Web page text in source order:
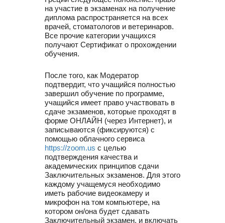
на участие в экзаменах на получение
диплома распространяется на всех
врачей, стоматологов и ветеринаров.
Все прочие категории учащихся
получают Сертификат о прохождении
обучения.
После того, как Модератор
подтвердит, что учащийся полностью
завершил обучение по программе,
учащийся имеет право участвовать в
сдаче экзаменов, которые проходят в
форме ОНЛАЙН (через Интернет), и
записываются (фиксируются) с
помощью облачного сервиса
https://zoom.us с целью
подтверждения качества и
академических принципов сдачи
Заключительных экзаменов. Для этого
каждому учащемуся необходимо
иметь рабочие видеокамеру и
микрофон на том компьютере, на
котором он/она будет сдавать
Заключительный экзамен, и включать